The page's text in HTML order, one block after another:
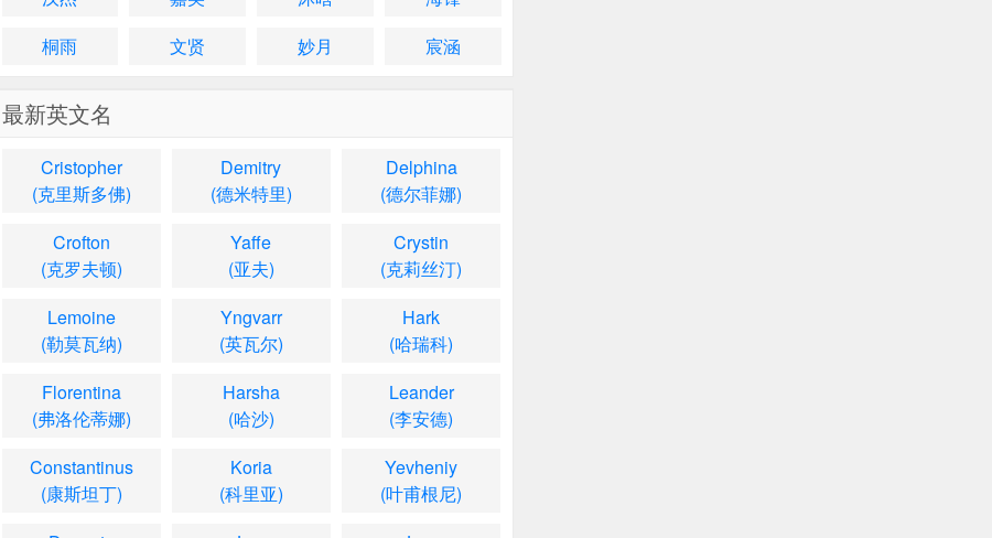
桐雨
文贤 妙月 宸涵
最新英文名
Cristopher
(克里斯多佛)
Demitry
(德米特里)
Delphina
(德尔菲娜)
Crofton
(克罗夫顿)
Yaffe
(亚夫)
Crystin
(克莉丝汀)
Lemoine
(勒莫瓦纳)
Yngvarr
(英瓦尔)
Hark
(哈瑞科)
Florentina
(弗洛伦蒂娜)
Harsha
(哈沙)
Leander
(李安德)
Constantinus
(康斯坦丁)
Koria
(科里亚)
Yevheniy
(叶甫根尼)